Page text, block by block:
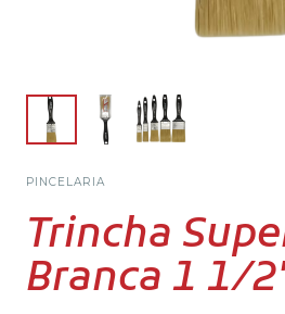
PINCELARIA
Trincha
Branca 1 1/